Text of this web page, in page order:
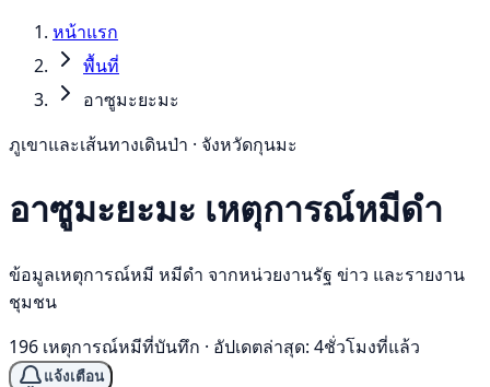
หน้าแรก
พื้นที่
อาซูมะยะมะ
ภูเขาและเส้นทางเดินป่า · จังหวัดกุนมะ
อาซูมะยะมะ เหตุการณ์หมีดำ
ข้อมูลเหตุการณ์หมี หมีดำ จากหน่วยงานรัฐ ข่าว และรายงาน
ชุมชน
196 เหตุการณ์หมีที่บันทึก · อัปเดตล่าสุด: 4ชั่วโมงที่แล้ว
แจ้งเตือน